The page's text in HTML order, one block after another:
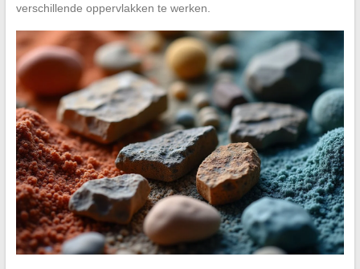
verschillende oppervlakken te werken.